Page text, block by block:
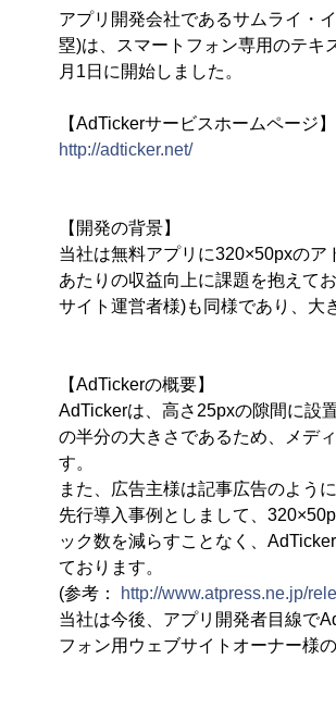
アプリ開発会社であるサムライ・
塁)は、スマートフォン専用のテキ
月1日に開始しました。
【AdTickerサービスホームページ】
http://adticker.net/
【開発の背景】
当社は無料アプリに320×50pxの
あたりの収益向上に課題を抱えて
サイト運営者様)も同様であり、大
【AdTickerの概要】
AdTickerは、高さ25pxの隙間に設
の半分の大きさであるため、メデ
す。
また、広告主様は記事広告のよう
先行導入事例としまして、
ック数を減らすことなく、
ております。
(参考：
http://www.atpress.ne.jp/
当社は今後、アプリ開発者目線で
フォン用ウェブサイトオーナー様